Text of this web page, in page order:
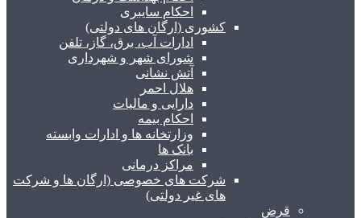
احکام سایبری
کشوری (ارگان های دولتی)
ادارات آب، برق، گاز، تلفن
شورای شهر و شهرداری
آتش نشانی
هلال احمر
دارایی و مالیات
احکام بیمه
وزارتخانه ها و ادارات وابسته
بانک ها
مراکز درمانی
شرکت های خصوصی (ارگان ها و شرکت
های غیر دولتی)
قرض